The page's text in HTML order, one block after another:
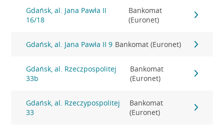
Gdańsk, al. Jana Pawła II
16/18
Bankomat
(Euronet)
Gdańsk, al. Jana Pawła II 9 Bankomat (Euronet)
Gdańsk, al. Rzeczpospolitej
33b
Bankomat
(Euronet)
Gdańsk, al. Rzeczypospolitej
33
Bankomat
(Euronet)